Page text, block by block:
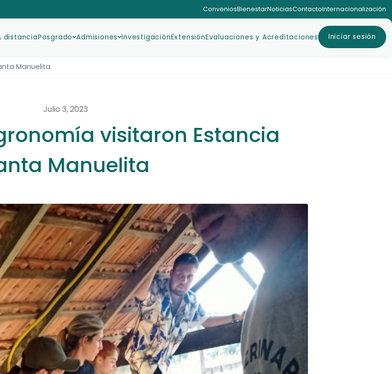
ConveniosBienestarNoticiasContactoInternacionalización
distanciaPosgrado Admisiones InvestigaciónExtensiónEvaluaciones y Acreditaciones Iniciar sesión
Manuelita
Julio 3, 2023
visitaron Estancia
Manuelita